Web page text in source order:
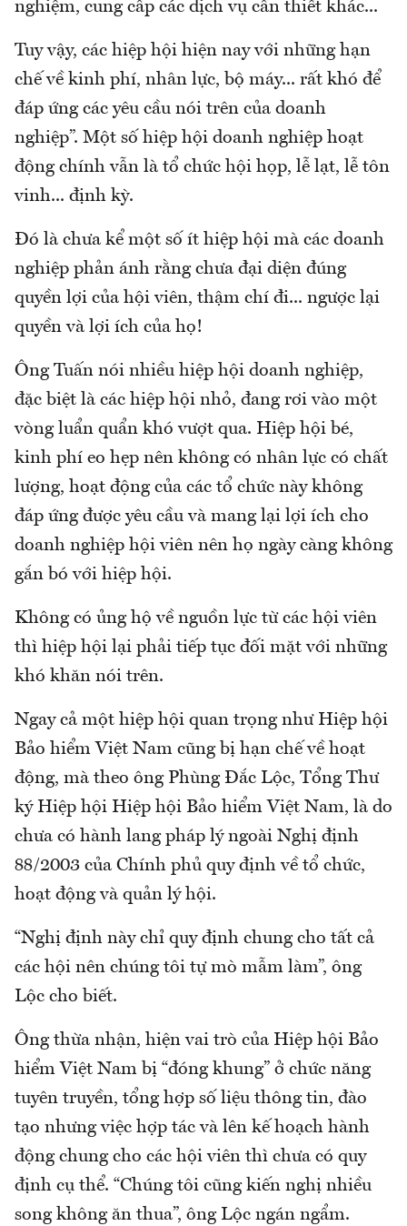
nghiệm, cung cấp các dịch vụ cần thiết khác...
Tuy vậy, các hiệp hội hiện nay với những hạn
chế về kinh phí, nhân lực, bộ máy... rất khó để
đáp ứng các yêu cầu nói trên của doanh
nghiệp”. Một số hiệp hội doanh nghiệp hoạt
động chính vẫn là tổ chức hội họp, lễ lạt, lễ tôn
vinh... định kỳ.
Đó là chưa kể một số ít hiệp hội mà các doanh
nghiệp phản ánh rằng chưa đại diện đúng
quyền lợi của hội viên, thậm chí đi... ngược lại
quyền và lợi ích của họ!
Ông Tuấn nói nhiều hiệp hội doanh nghiệp,
đặc biệt là các hiệp hội nhỏ, đang rơi vào một
vòng luẩn quẩn khó vượt qua. Hiệp hội bé,
kinh phí eo hẹp nên không có nhân lực có chất
lượng, hoạt động của các tổ chức này không
đáp ứng được yêu cầu và mang lại lợi ích cho
doanh nghiệp hội viên nên họ ngày càng không
gắn bó với hiệp hội.
Không có ủng hộ về nguồn lực từ các hội viên
thì hiệp hội lại phải tiếp tục đối mặt với những
khó khăn nói trên.
Ngay cả một hiệp hội quan trọng như Hiệp hội
Bảo hiểm Việt Nam cũng bị hạn chế về hoạt
động, mà theo ông Phùng Đắc Lộc, Tổng Thư
ký Hiệp hội Hiệp hội Bảo hiểm Việt Nam, là do
chưa có hành lang pháp lý ngoài Nghị định
88/2003 của Chính phủ quy định về tổ chức,
hoạt động và quản lý hội.
“Nghị định này chỉ quy định chung cho tất cả
các hội nên chúng tôi tự mò mẫm làm”, ông
Lộc cho biết.
Ông thừa nhận, hiện vai trò của Hiệp hội Bảo
hiểm Việt Nam bị “đóng khung” ở chức năng
tuyên truyền, tổng hợp số liệu thông tin, đào
tạo nhưng việc hợp tác và lên kế hoạch hành
động chung cho các hội viên thì chưa có quy
định cụ thể. “Chúng tôi cũng kiến nghị nhiều
song không ăn thua”, ông Lộc ngán ngẩm.